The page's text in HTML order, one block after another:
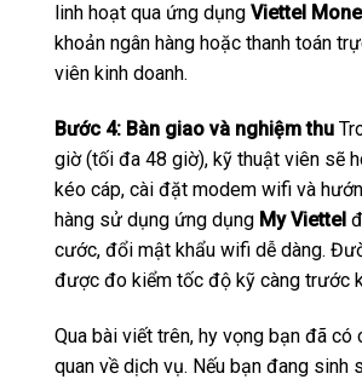
linh hoạt qua ứng dụng Viettel
khoản ngân hàng hoặc thanh toán
viên kinh doanh.
Bước 4: Bàn giao và nghiệm thu
giờ (tối đa 48 giờ), kỹ thuật viên sẽ
kéo cáp, cài đặt modem wifi và
hàng sử dụng ứng dụng My Viettel
cước, đổi mật khẩu wifi dễ dàng.
được đo kiểm tốc độ kỹ càng trước
Qua bài viết trên, hy vọng bạn đã có
quan về dịch vụ. Nếu bạn đang sinh